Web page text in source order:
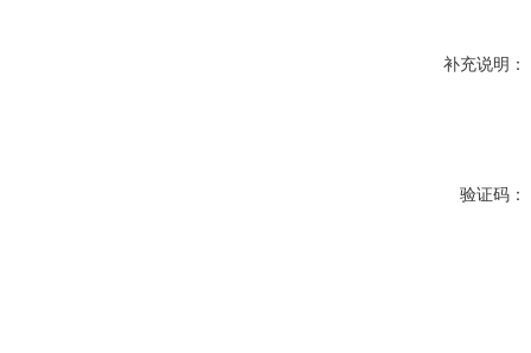
补充说明：
验证码：